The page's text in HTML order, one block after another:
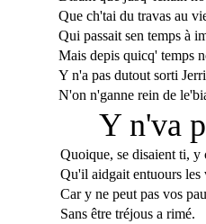
Que ch'tai du travas au
Qui passait sen temps à
Mais depis quicq' temps
Y n'a pas dutout sorti Jerri
N'on n'ganne rein de
Y n'va
Quoique, se disaient ti, y
Qu'il aidgait entuours les
Car y ne peut pas vos
Sans être tréjous a rimé.